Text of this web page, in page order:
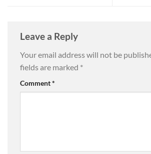
Leave a Reply
Your email address will not be
fields are marked *
Comment*